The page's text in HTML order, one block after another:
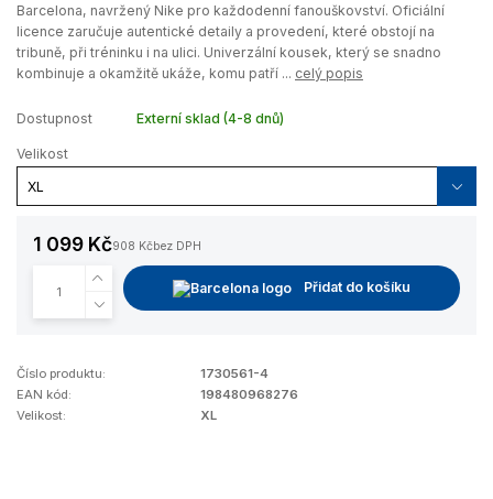
Barcelona, navržený Nike pro každodenní fanouškovství. Oficiální
licence zaručuje autentické detaily a provedení, které obstojí na
tribuně, při tréninku i na ulici. Univerzální kousek, který se snadno
kombinuje a okamžitě ukáže, komu patří ... celý popis
Dostupnost Externí sklad (4-8 dnů)
Velikost
1 099 Kč908 Kčbez DPH
Přidat do košíku
Číslo produktu:
1730561-4
EAN kód:
198480968276
Velikost:
XL